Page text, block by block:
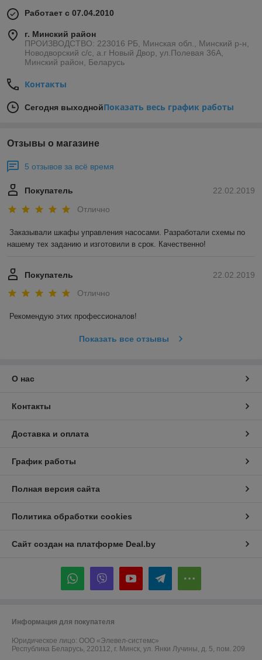
Работает с 07.04.2010
г. Минский район
ПРОИЗВОДСТВО: 223016 РБ, Минская обл., Минский р-н,
Новодворский с/с, а.г Новый Двор, ул.Полевая 36А,
Минский район, Беларусь
Контакты
Сегодня выходнойПоказать весь график работы
Отзывы о магазине
5 отзывов за всё время
22.02.2019
Покупатель
Отлично
Заказывали шкафы управления насосами. Разработали схемы по
нашему тех заданию и изготовили в срок. Качественно!
22.02.2019
Покупатель
Отлично
Рекомендую этих профессионалов!
Показать все отзывы
О нас
Контакты
Доставка и оплата
График работы
Полная версия сайта
Политика обработки cookies
Сайт создан на платформе Deal.by
Информация для покупателя
Юридическое лицо: ООО «Элевел-системс»
Республика Беларусь, 220112, г. Минск, ул. Янки Лучины, д. 5, пом. 209